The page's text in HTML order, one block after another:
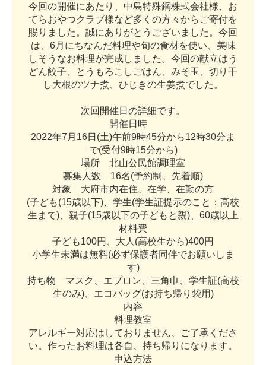
今回の開催にあた り 中島特殊鋼株式会社様
お
て らおやつク ラブ様など多 く の方々から ご寄付を
賜 り ま した 。 誠にあ り がと う ござい ま した 。 今回
は
6月 にちなんだ料理や旬の食材を使い 美味
しそ う なお料理が完成し ま した 。 今回の献立は う
どん餃子 と う もろ こ し ごはん みそ玉 切 り 干
し大根のツナ煮 ひ じ きの生姜煮でした 。
次回 開催 日 の詳細です。
開催 日 時
2022年7 月 16日 (土)午前9時45分から12時30分 ま
で(受付9時15分から)
場所 北山公民館調理室
募集 人 数 16名(予約制 先着順)
対象 大府市内在住 在学 在勤の方
(子ども(15歳以下) 学生(学生証提示のこ と ： 高校
生 ま で)、 親子(15歳以下の子ども と 親)、 60歳以 上
材料費
子ども100円 大 人 (高校生から)400円
小学生未満は無料(必ず保護者同伴でお願い し ま
す)
持ち物 マス ク エプロ ン 三角巾 学生証(高校
生のみ)、 エコバッグ(お持ち帰 り 袋用)
内容
料理教室
アレ ルギー対応は してお り ま せん ご了承 く ださ
い。 作ったお料理は各自 持ち帰 り にな り ま す。
申込方法